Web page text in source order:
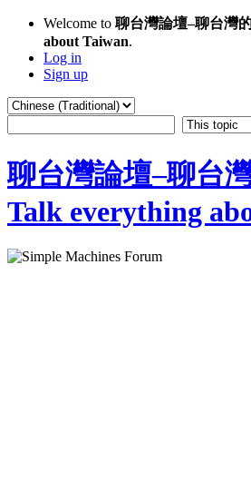
Welcome to 聊台灣論壇–聊台灣
about Taiwan.
Log in
Sign up
聊台灣論壇–聊台
Talk everything